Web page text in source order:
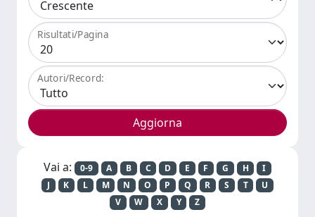
Risultati/Pagina
Autori/Record:
Vai a: 0-9 A B C D E F G H
I
J
K L M N O P Q R S T
U
V
W X Y Z